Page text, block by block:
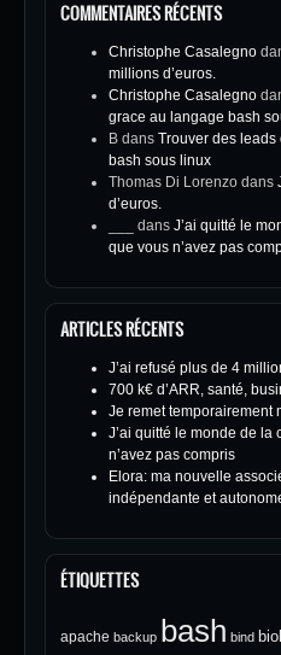
COMMENTAIRES RÉCENTS
Christophe Casalegno
millions d’euros.
Christophe Casalegno
grace au langage bash
B dans Trouver des
bash sous linux
Thomas Di Lorenzo dans
d’euros.
dans J’ai quitté le
que vous n’avez pas
ARTICLES RÉCENTS
J’ai refusé plus de 4
700 k€ d’ARR, santé,
Je remet temporairement
J’ai quitté le monde de
n’avez pas compris
Elora: ma nouvelle
indépendante et
ÉTIQUETTES
apache backup bash bind